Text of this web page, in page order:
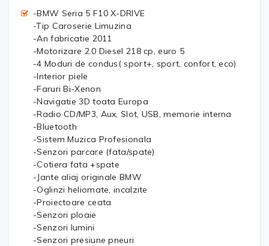
-BMW Seria 5 F10 X-DRIVE
-Tip Caroserie Limuzina
-An fabricatie 2011
-Motorizare 2.0 Diesel 218 cp, euro 5
-4 Moduri de condus( sport+, sport, confort, eco)
-Interior piele
-Faruri Bi-Xenon
-Navigatie 3D toata Europa
-Radio CD/MP3, Aux, Slot, USB, memorie interna
-Bluetooth
-Sistem Muzica Profesionala
-Senzori parcare (fata/spate)
-Cotiera fata +spate
-Jante aliaj originale BMW
-Oglinzi heliomate, incalzite
-Proiectoare ceata
-Senzori ploaie
-Senzori lumini
-Senzori presiune pneuri